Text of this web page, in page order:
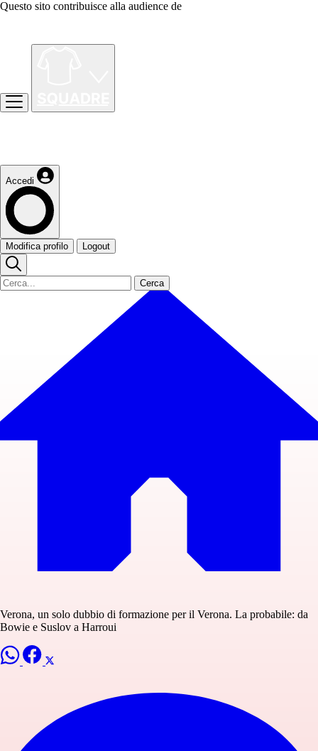
Questo sito contribuisce alla audience de
Accedi
Modifica profilo Logout
Cerca
Verona, un solo dubbio di formazione per il Verona. La probabile: da
Bowie e Suslov a Harroui